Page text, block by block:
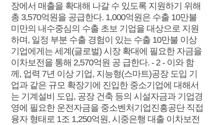
장에서 매출을 확대해 나갈 수 있도록 지원하기 위해
총 3,570억원을 공급한다. 1,000억원은 수출 10만불
미만의 내수중심의 수출 초보 기업을 대상으로 지원
하며, 일정 부분 수출 경험이 있는 수출 10만불 이상
기업에게는 세계(글로벌) 시장 확대에 필요한 자금을
이차보전을 통해 2,570억원 공 급한다. - 2 - 이와 함
께, 업력 7년 이상 기업, 지능형(스마트)공장 도입 기
업과 같은 규모 확장기에 진입한 중소기업에 대해서
는 기계설비 도입, 공장 건축 등의 시설자금과 기업경
영에 필요한 운전자금을 중소벤처기업진흥공단 직접
융자 형태로 1조 1,250억원, 시중은행 대출 이차보전